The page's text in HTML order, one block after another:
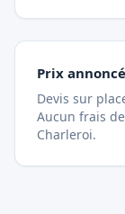
Prix annoncé
Devis sur
Aucun frais
Charleroi.